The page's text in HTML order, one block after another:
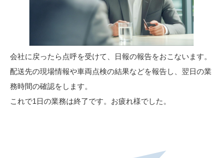
会社に戻ったら点呼を受けて、日報の報告をおこないます。
配送先の現場情報や車両点検の結果などを報告し、翌日の業
務時間の確認をします。
これで1日の業務は終了です。お疲れ様でした。